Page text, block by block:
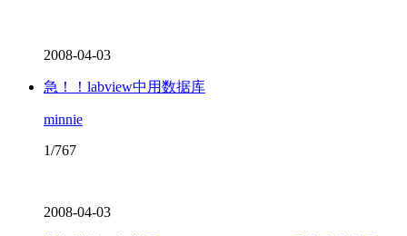
2008-04-03
急！！labview中用数据库
minnie
1/767
2008-04-03